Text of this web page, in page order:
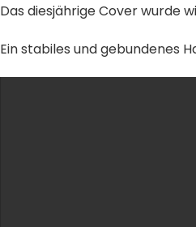
Das diesjährige Cover wurde
Ein stabiles und gebundenes